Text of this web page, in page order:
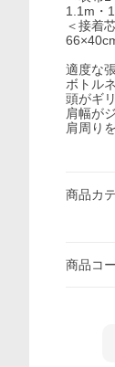
1.1m・
＜接着
適度な
ボトル
頭がギ
肩幅が
肩周り
商品カ
商品コ